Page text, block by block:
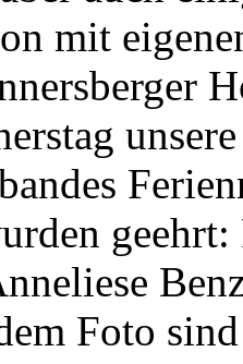
mit
Foto